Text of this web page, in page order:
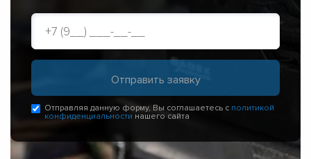
Отправляя данную форму, Вы соглашаетесь с политикой
конфиденциальности нашего сайта